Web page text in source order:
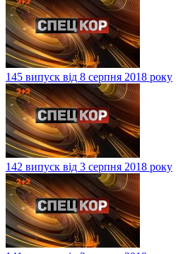
145 випуск від 8 серпня 2018 року
142 випуск від 3 серпня 2018 року